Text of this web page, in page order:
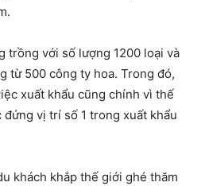
trồng với số lượng 1200 loại và
từ 500 công ty hoa. Trong đó,
xuất khẩu cũng chính vì thế
đứng vị trí số 1 trong xuất khẩu
khách khắp thế giới ghé thăm